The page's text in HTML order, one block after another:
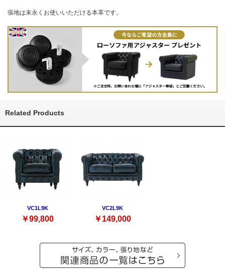
張地は末永くお使いいただける本革です。
Related Products
VC1L9K
￥99,800
VC2L9K
￥149,000